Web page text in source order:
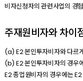
비자신청자의 관련사업의 경
주재원비자와 차이
(a) E2 본인투자비자와 다르
(b) E2 본인투자비자의 경우
E2 종업원비자의 경우에는